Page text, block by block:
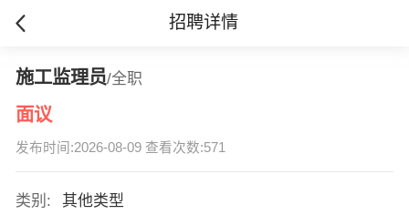
招聘详情
施工监理员/全职
面议
发布时间:2026-08-09 查看次数:571
类别:
其他类型